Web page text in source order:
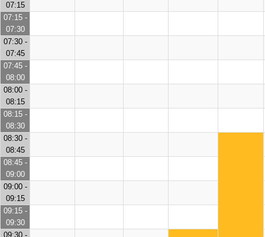
07:15
07:15 -
07:30
07:30 -
07:45
07:45 -
08:00
08:00 -
08:15
08:15 -
08:30
08:30 -
08:45
08:45 -
09:00
09:00 -
09:15
09:15 -
09:30
09:30 -